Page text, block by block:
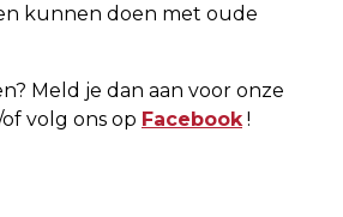
kunnen doen met oude
Meld je dan aan voor onze
volg ons op Facebook!